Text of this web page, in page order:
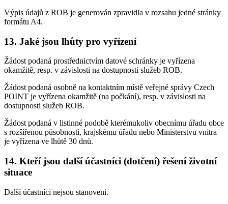
Výpis údajů z ROB je generován zpravidla v rozsahu jedné stránky
formátu A4.
13. Jaké jsou lhůty pro vyřízení
Žádost podaná prostřednictvím datové schránky je vyřízena
okamžitě, resp. v závislosti na dostupnosti služeb ROB.
Žádost podaná osobně na kontaktním místě veřejné správy Czech
POINT je vyřízena okamžitě (na počkání), resp. v závislosti na
dostupnosti služeb ROB.
Žádost podaná v listinné podobě kterémukoliv obecnímu úřadu obce
s rozšířenou působností, krajskému úřadu nebo Ministerstvu vnitra
je vyřízena ve lhůtě 30 dnů.
14. Kteří jsou další účastníci (dotčení) řešení životní
situace
Další účastníci nejsou stanoveni.